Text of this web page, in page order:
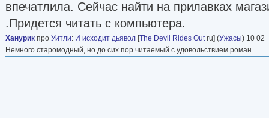
впечатлила. Сейчас найти на прилавках
.Придется читать с компьютера.
Ханурик про Уитли: И исходит дьявол [The Devil Rides Outru] (Ужасы) 10 02
Немного старомодный, но до сих пор читаемый с удовольствием роман.